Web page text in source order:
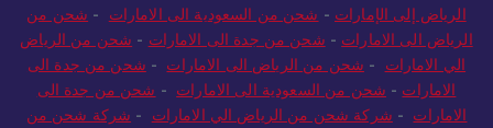
الرياض إلى الإمارات - شحن من السعودية الى الامارات - شحن من
الرياض الى الامارات - شحن من جدة الى الامارات - شحن من الرياض
الي الامارات - شحن من الرياض الى الامارات - شحن من جدة الى
الامارات - شحن من السعودية الى الامارات - شحن من جدة الى
الامارات - شركة شحن من الرياض الي الامارات - شركة شحن من